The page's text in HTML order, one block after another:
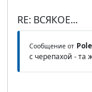
RE: ВСЯКОЕ...
Сообщение от
с черепахой - та